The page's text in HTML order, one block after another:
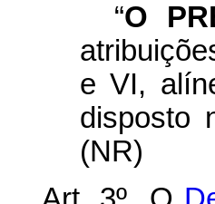
“O
e VI,
disposto
(NR)